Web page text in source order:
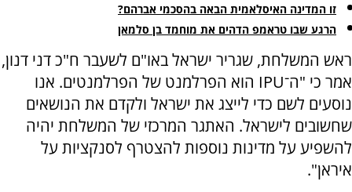
זו המדינה האיסלאמית הבאה בהסכמי אברהם?
הרגע שבו טראמפ הדהים את מוחמד בן סלמאן
ראש המשלחת, שגריר ישראל באו"ם לשעבר ח"כ דני דנון,
אמר כי "ה־IPU הוא הפרלמנט של הפרלמנטים. אנו
נוסעים לשם כדי לייצג את ישראל ולקדם את הנושאים
שחשובים לישראל. האתגר המרכזי של המשלחת יהיה
להשפיע על מדינות נוספות להצטרף לסנקציות על
איראן".